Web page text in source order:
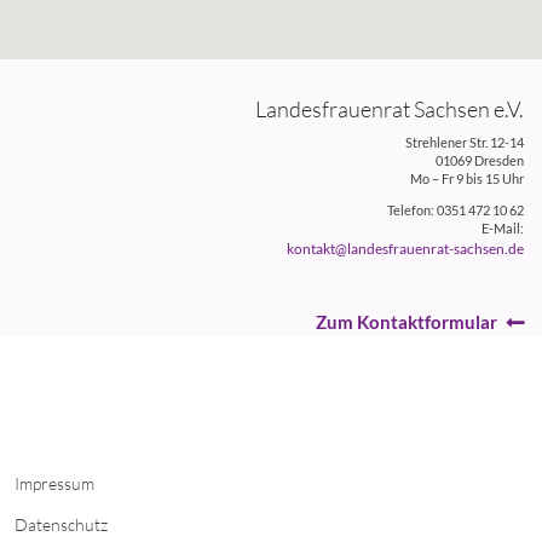
Landesfrauenrat Sachsen e.V.
Strehlener Str. 12-14
01069 Dresden
Mo – Fr 9 bis 15 Uhr
Telefon: 0351 472 10 62
E-Mail:
kontakt@landesfrauenrat-sachsen.de
Zum Kontaktformular
Impressum
Datenschutz